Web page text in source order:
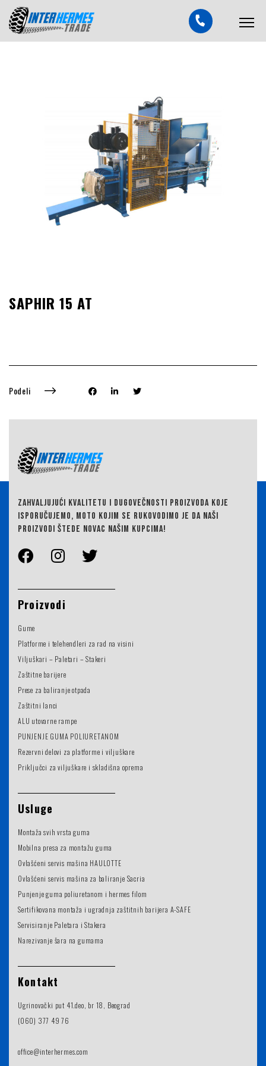
SAPHIR 15 AT
Podeli
ZAHVALJUJUĆI KVALITETU I DUGOVEČNOSTI PROIZVODA KOJE
ISPORUČUJEMO, MOTO KOJIM SE RUKOVODIMO JE DA NAŠI
PROIZVODI ŠTEDE NOVAC NAŠIM KUPCIMA!
Proizvodi
Gume
Platforme i telehendleri za rad na visini
Viljuškari – Paletari – Stakeri
Zaštitne barijere
Prese za baliranje otpada
Zaštitni lanci
ALU utovarne rampe
PUNJENJE GUMA POLIURETANOM
Rezervni delovi za platforme i viljuškare
Priključci za viljuškare i skladišna oprema
Usluge
Montaža svih vrsta guma
Mobilna presa za montažu guma
Ovlašćeni servis mašina HAULOTTE
Ovlašćeni servis mašina za baliranje Sacria
Punjenje guma poliuretanom i hermes filom
Sertifikovana montaža i ugradnja zaštitnih barijera A-SAFE
Servisiranje Paletara i Stakera
Narezivanje šara na gumama
Kontakt
Ugrinovački put 41.deo, br 18, Beograd
(060) 377 49 76
office@interhermes.com